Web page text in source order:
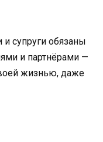
супруги обязаны
и партнёрами —
жизнью, даже